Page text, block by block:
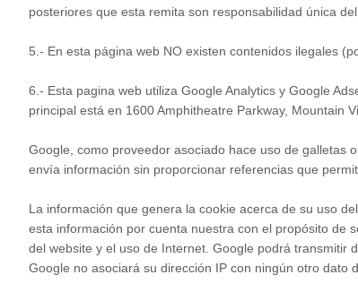
posteriores que esta remita son responsabilidad única del
5.- En esta página web NO existen contenidos ilegales
6.- Esta pagina web utiliza Google Analytics y Google
principal está en 1600 Amphitheatre Parkway, Mountain
Google, como proveedor asociado hace uso de galletas
envía información sin proporcionar referencias que
La información que genera la cookie acerca de su uso
esta información por cuenta nuestra con el propósito de
del website y el uso de Internet. Google podrá transmitir
Google no asociará su dirección IP con ningún otro dato